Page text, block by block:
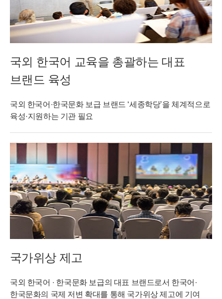
국외 한국어 교육을 총괄하는 대표
브랜드 육성
국외 한국어·한국문화 보급 브랜드 ‘세종학당’을 체계적으로
육성·지원하는 기관 필요
국가위상 제고
국외 한국어 · 한국문화 보급의 대표 브랜드로서 한국어·
한국문화의 국제 저변 확대를 통해 국가위상 제고에 기여